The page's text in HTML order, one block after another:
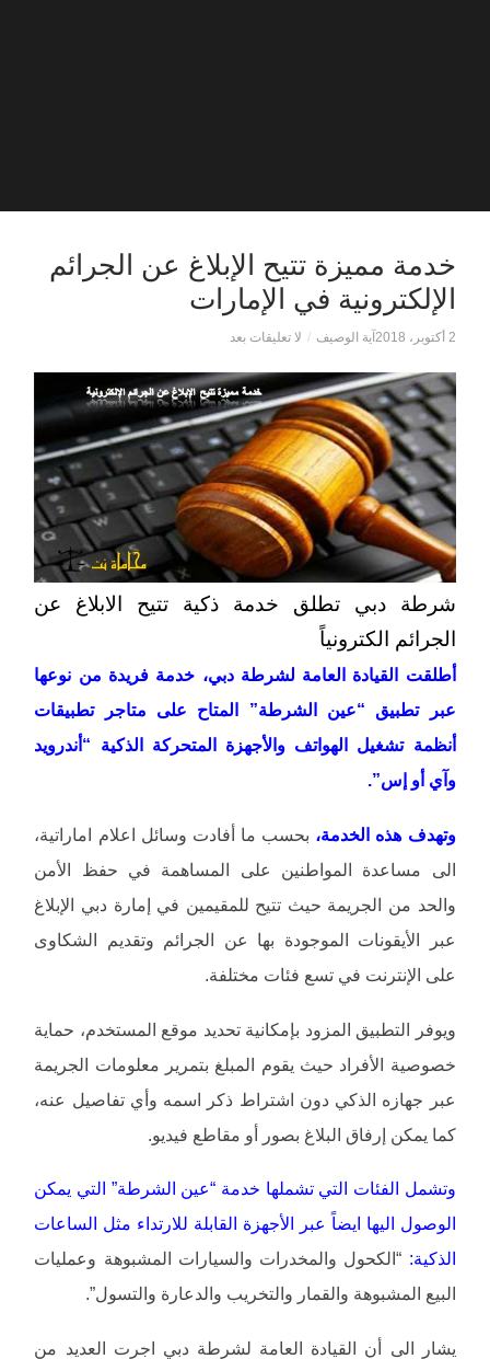
خدمة مميزة تتيح الإبلاغ عن الجرائم
الإلكترونية في الإمارات
2 أكتوبر، 2018 آية الوصيف / لا تعليقات بعد
شرطة دبي تطلق خدمة ذكية تتيح الابلاغ عن
الجرائم الكترونياً
أطلقت القيادة العامة لشرطة دبي، خدمة فريدة من نوعها
عبر تطبيق “عين الشرطة” المتاح على متاجر تطبيقات
أنظمة تشغيل الهواتف والأجهزة المتحركة الذكية “أندرويد
وآي أو إس”.
وتهدف هذه الخدمة، بحسب ما أفادت وسائل اعلام اماراتية،
الى مساعدة المواطنين على المساهمة في حفظ الأمن
والحد من الجريمة حيث تتيح للمقيمين في إمارة دبي الإبلاغ
عبر الأيقونات الموجودة بها عن الجرائم وتقديم الشكاوى
على الإنترنت في تسع فئات مختلفة.
ويوفر التطبيق المزود بإمكانية تحديد موقع المستخدم، حماية
خصوصية الأفراد حيث يقوم المبلغ بتمرير معلومات الجريمة
عبر جهازه الذكي دون اشتراط ذكر اسمه وأي تفاصيل عنه،
كما يمكن إرفاق البلاغ بصور أو مقاطع فيديو.
وتشمل الفئات التي تشملها خدمة “عين الشرطة” التي يمكن
الوصول اليها ايضاً عبر الأجهزة القابلة للارتداء مثل الساعات
الذكية: “الكحول والمخدرات والسيارات المشبوهة وعمليات
البيع المشبوهة والقمار والتخريب والدعارة والتسول”.
يشار الى أن القيادة العامة لشرطة دبي اجرت العديد من